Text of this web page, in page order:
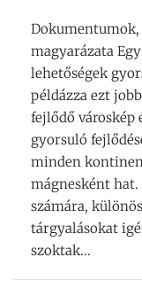
magyarázata
lehetőségek
példázza ezt
fejlődő városkép
gyorsuló
minden
mágnesként
számára,
tárgyalásokat
szoktak...